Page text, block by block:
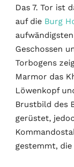
Das 7. Tor ist
auf die Burg
Geschossen
Torbogens
Marmor das
Löwenkopf
Brustbild des
gerüstet,
gestemmt,